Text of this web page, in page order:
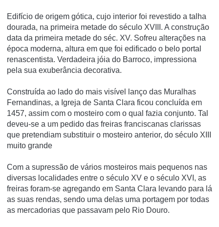
Edifício de origem gótica, cujo interior foi revestido a talha
dourada, na primeira metade do século XVIII. A construção
data da primeira metade do séc. XV. Sofreu alterações na
época moderna, altura em que foi edificado o belo portal
renascentista. Verdadeira jóia do Barroco, impressiona
pela sua exuberância decorativa.
Construí­da ao lado do mais visí­vel lanço das Muralhas
Fernandinas, a Igreja de Santa Clara ficou concluí­da em
1457, assim com o mosteiro com o qual fazia conjunto. Tal
deveu-se a um pedido das freiras franciscanas clarissas
que pretendiam substituir o mosteiro anterior, do século XIII
muito grande
Com a supressão de vários mosteiros mais pequenos nas
diversas localidades entre o século XV e o século XVI, as
freiras foram-se agregando em Santa Clara levando para lá
as suas rendas, sendo uma delas uma portagem por todas
as mercadorias que passavam pelo Rio Douro.